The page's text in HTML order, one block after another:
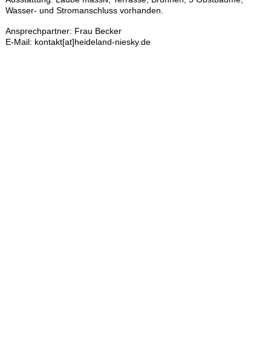
Wasser- und Stromanschluss vorhanden.
Ansprechpartner: Frau Becker
E-Mail: kontakt[at]heideland-niesky.de